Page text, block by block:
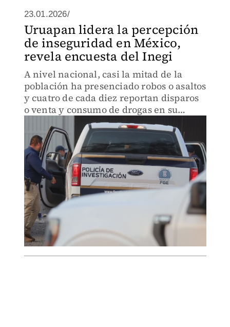
23.01.2026/
Uruapan lidera la percepción
de inseguridad en México,
revela encuesta del Inegi
A nivel nacional, casi la mitad de la
población ha presenciado robos o asaltos
y cuatro de cada diez reportan disparos
o venta y consumo de drogas en su